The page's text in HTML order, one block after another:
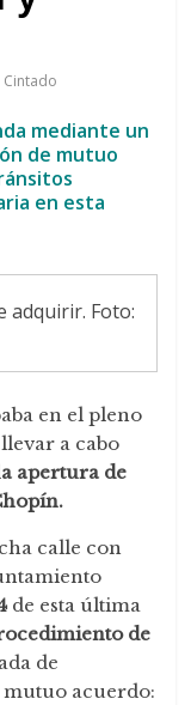
mediante un
de mutuo
en esta
adquirir. Foto:
en el pleno
a cabo
a apertura de
calle con
de esta última
de
de
mutuo acuerdo: